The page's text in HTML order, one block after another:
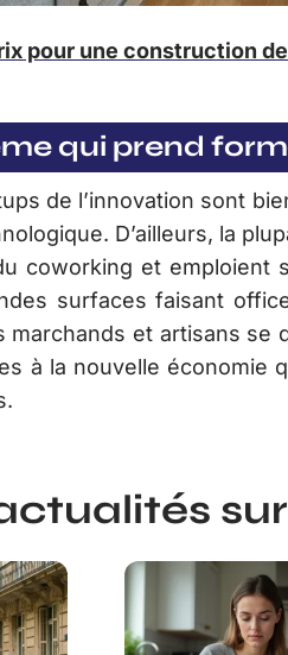
pour une construction
qui prend
de l’innovation sont
D’ailleurs, la
coworking et emploient
surfaces faisant
marchands et artisans
à la nouvelle économie